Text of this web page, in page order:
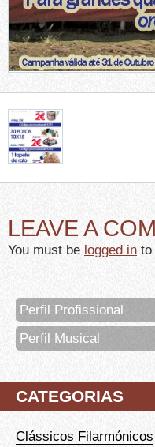
LEAVE A
You must be logged in to
Perfil Profissional
Perfil Musical
CATEGORIAS
Clássicos Filarmónicos